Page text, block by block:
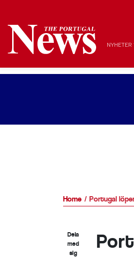
NYHETER
Home Portugal
Dela
med
sig